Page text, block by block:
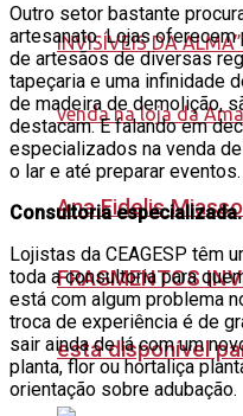
Ana Fidelis
FRAGMENTOS
está disponível
Outro setor bastante
artesanato. Lojas
de artesãos de diversas
tapeçaria e uma infinidade
de madeira de demolição,
destacam. E falando em
especializados na venda
o lar e até preparar eventos.
Consultoria
Lojistas da CEAGESP têm
toda a consultoria para
está com algum problema
troca de experiência é de
sair ainda de lá com um
planta, flor ou hortaliça
orientação sobre adubação.